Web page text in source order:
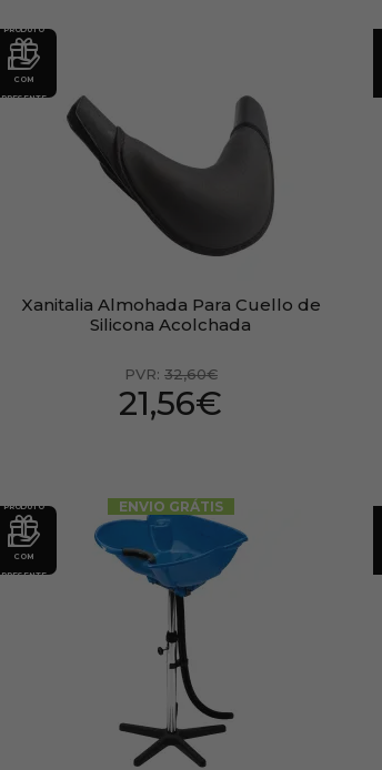
PRODUTO
COM
PRESENTE
Xanitalia Almohada Para Cuello de
Silicona Acolchada
PVR: 32,60€
21,56€
PRODUTO
COM
PRESENTE
ENVIO GRÁTIS